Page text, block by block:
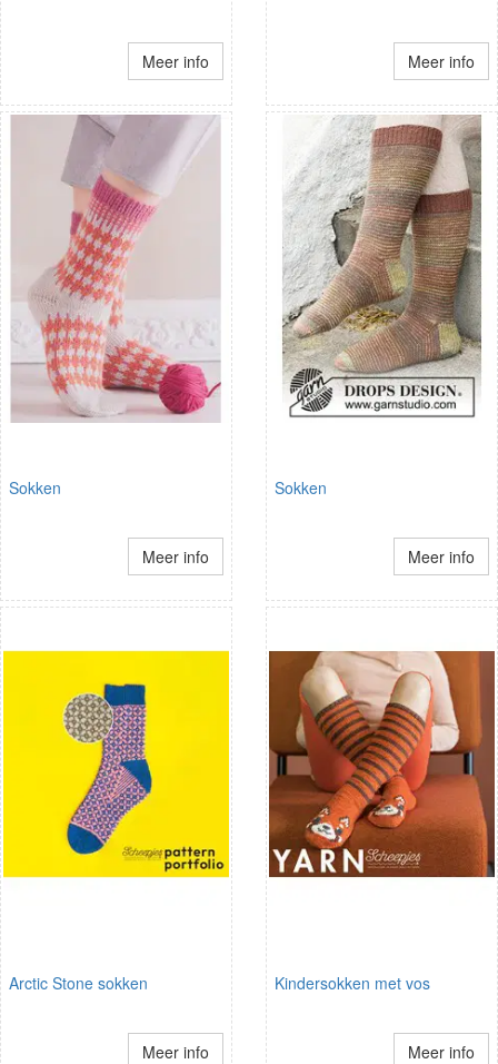
Meer info Meer info
Sokken
Meer info
Sokken
Meer info
Arctic Stone sokken
Meer info
Kindersokken met vos
Meer info